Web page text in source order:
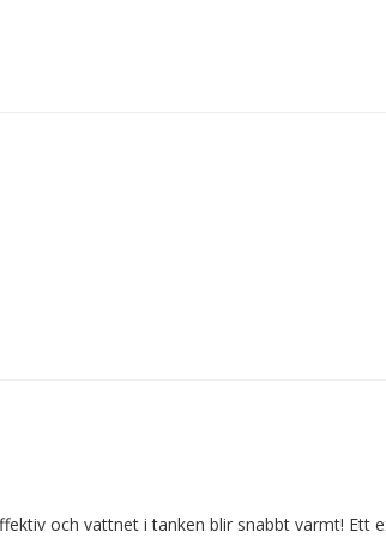
och vattnet i tanken blir snabbt varmt! Ett